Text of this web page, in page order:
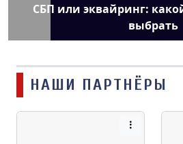
СБП или эквайринг:
выбрать
НАШИ ПАРТНЁРЫ